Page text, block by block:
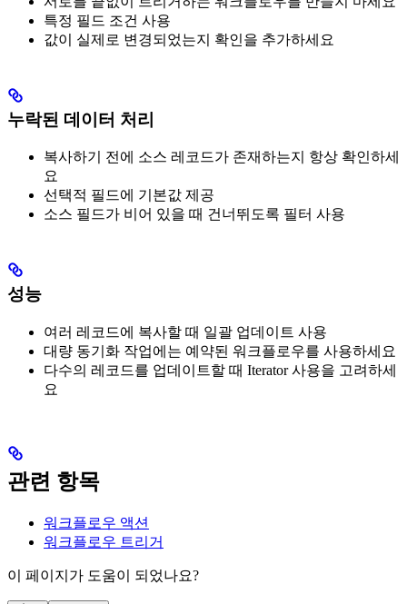
특정 필드 조건 사용
값이 실제로 변경되었는지 확인을 추가하세요
누락된 데이터 처리
복사하기 전에 소스 레코드가 존재하는지 항상 확인하세
요
선택적 필드에 기본값 제공
소스 필드가 비어 있을 때 건너뛰도록 필터 사용
성능
여러 레코드에 복사할 때 일괄 업데이트 사용
대량 동기화 작업에는 예약된 워크플로우를 사용하세요
다수의 레코드를 업데이트할 때 Iterator 사용을 고려하세
요
관련 항목
워크플로우 액션
워크플로우 트리거
이 페이지가 도움이 되었나요?